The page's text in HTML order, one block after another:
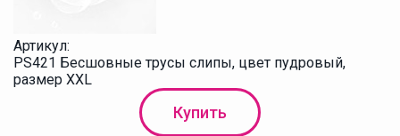
Артикул:
PS421 Бесшовные трусы слипы, цвет пудровый,
размер XXL
Купить